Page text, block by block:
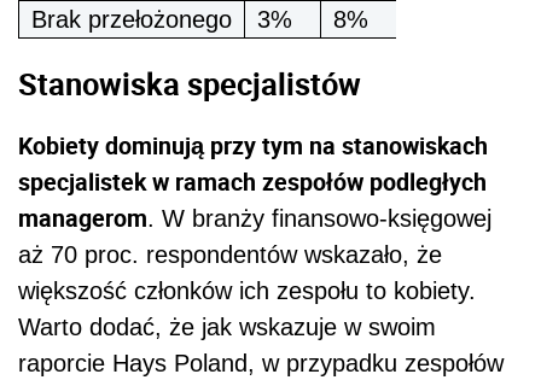
Brak przełożonego 3% 8%
Stanowiska specjalistów
Kobiety dominują przy tym na stanowiskach
specjalistek w ramach zespołów podległych
managerom. W branży finansowo-księgowej
aż 70 proc. respondentów wskazało, że
większość członków ich zespołu to kobiety.
Warto dodać, że jak wskazuje w swoim
raporcie Hays Poland, w przypadku zespołów